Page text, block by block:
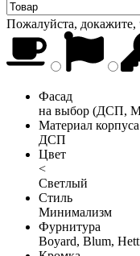
Пожалуйста, докажите,
Фасад
на выбор (ДСП,
Материал корпуса
ДСП
Цвет
<
Светлый
Стиль
Минимализм
Фурнитура
Boyard, Blum,